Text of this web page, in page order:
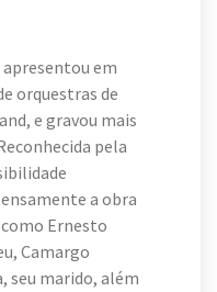
apresentou em
orquestras de
e gravou mais
pela
a obra
Ernesto
Camargo
seu marido, além